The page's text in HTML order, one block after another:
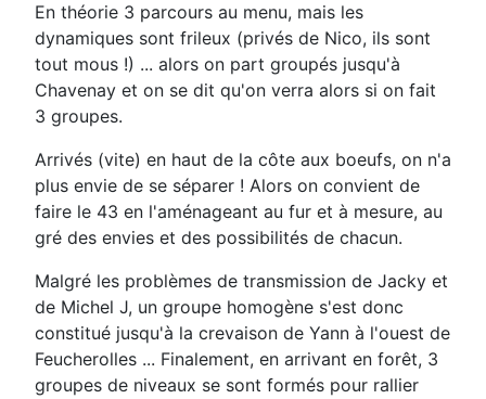
En théorie 3 parcours au menu, mais les
dynamiques sont frileux (privés de Nico, ils sont
tout mous !) ... alors on part groupés jusqu'à
Chavenay et on se dit qu'on verra alors si on fait
3 groupes.
Arrivés (vite) en haut de la côte aux boeufs, on n'a
plus envie de se séparer ! Alors on convient de
faire le 43 en l'aménageant au fur et à mesure, au
gré des envies et des possibilités de chacun.
Malgré les problèmes de transmission de Jacky et
de Michel J, un groupe homogène s'est donc
constitué jusqu'à la crevaison de Yann à l'ouest de
Feucherolles ... Finalement, en arrivant en forêt, 3
groupes de niveaux se sont formés pour rallier